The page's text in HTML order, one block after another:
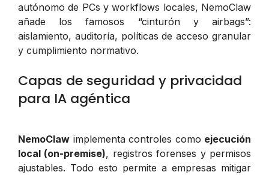
autónomo de PCs y workflows locales, NemoClaw
añade los famosos “cinturón y airbags”:
aislamiento, auditoría, políticas de acceso granular
y cumplimiento normativo.
Capas de seguridad y privacidad
para IA agéntica
NemoClaw implementa controles como ejecución
local (on-premise), registros forenses y permisos
ajustables. Todo esto permite a empresas mitigar